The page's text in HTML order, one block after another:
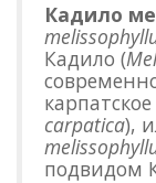
Кадило
Кадило (
карпатское
carpatica),
подвидом